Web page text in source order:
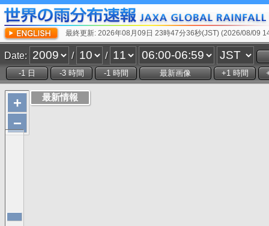
最終更新: 2026年08月09日 23時47分36秒(JST) (2026/08/09
Date: / /
+
−